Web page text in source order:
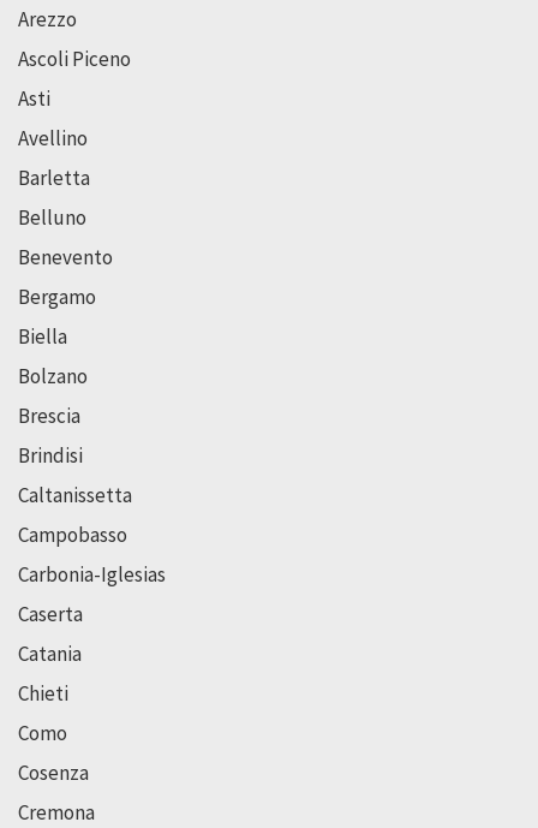
Arezzo
Ascoli Piceno
Asti
Avellino
Barletta
Belluno
Benevento
Bergamo
Biella
Bolzano
Brescia
Brindisi
Caltanissetta
Campobasso
Carbonia-Iglesias
Caserta
Catania
Chieti
Como
Cosenza
Cremona